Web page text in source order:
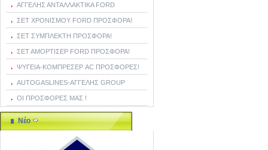
ΑΓΓΕΛΗΣ ΑΝΤΑΛΛΑΚΤΙΚΑ FORD
ΣΕΤ ΧΡΟΝΙΣΜΟΥ FORD ΠΡΟΣΦΟΡΑ!
ΣΕΤ ΣΥΜΠΛΕΚΤΗ ΠΡΟΣΦΟΡΑ!
ΣΕΤ ΑΜΟΡΤΙΣΕΡ FORD ΠΡΟΣΦΟΡΑ!
ΨΥΓΕΙΑ-ΚΟΜΠΡΕΣΕΡ AC ΠΡΟΣΦΟΡΕΣ!
AUTOGASLINES-ΑΓΓΕΛΗΣ GROUP
ΟΙ ΠΡΟΣΦΟΡΕΣ ΜΑΣ !
Νέο